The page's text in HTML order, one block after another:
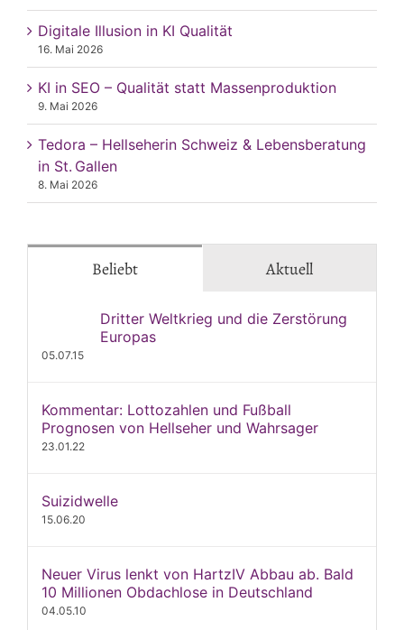
Digitale Illusion in KI Qualität
16. Mai 2026
KI in SEO – Qualität statt Massenproduktion
9. Mai 2026
Tedora – Hellseherin Schweiz & Lebensberatung
in St. Gallen
8. Mai 2026
Beliebt Aktuell
Dritter Weltkrieg und die Zerstörung
Europas
05.07.15
Kommentar: Lottozahlen und Fußball
Prognosen von Hellseher und Wahrsager
23.01.22
Suizidwelle
15.06.20
Neuer Virus lenkt von HartzIV Abbau ab. Bald
10 Millionen Obdachlose in Deutschland
04.05.10